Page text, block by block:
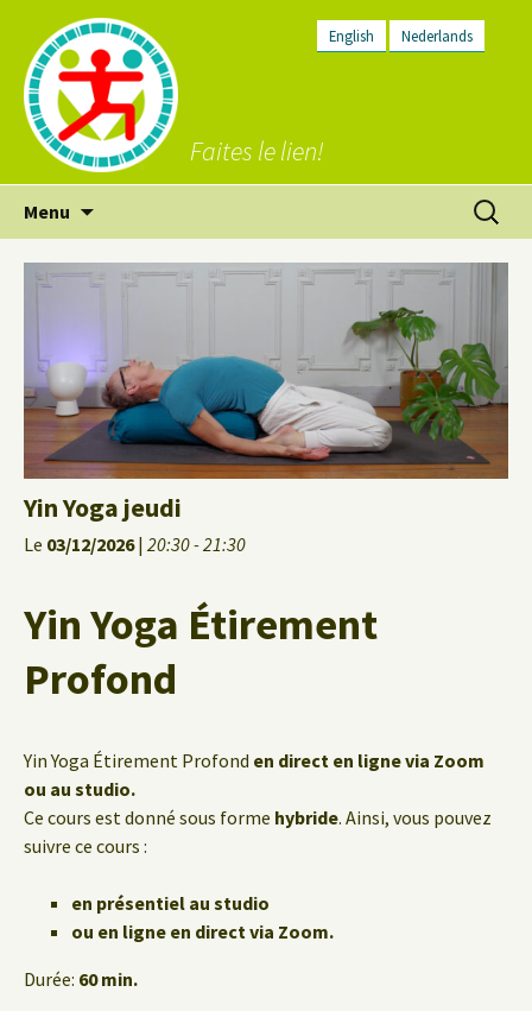
English Nederlands
Faites le lien!
Menu
Yin Yoga jeudi
Le 03/12/2026| 20:30 - 21:30
Yin Yoga Étirement
Profond
Yin Yoga Étirement Profond en direct en ligne via Zoom
ou au studio.
Ce cours est donné sous forme hybride. Ainsi, vous pouvez
suivre ce cours :
en présentiel au studio
ou en ligne en direct via Zoom.
Durée: 60 min.